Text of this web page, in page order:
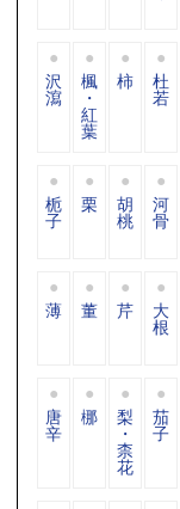
沢
瀉
楓
・
紅
葉
柿 杜
若
栀
子
栗 胡
桃
河
骨
薄 董 芹 大
根
唐
辛
梛 梨
・
柰
花
茄
子